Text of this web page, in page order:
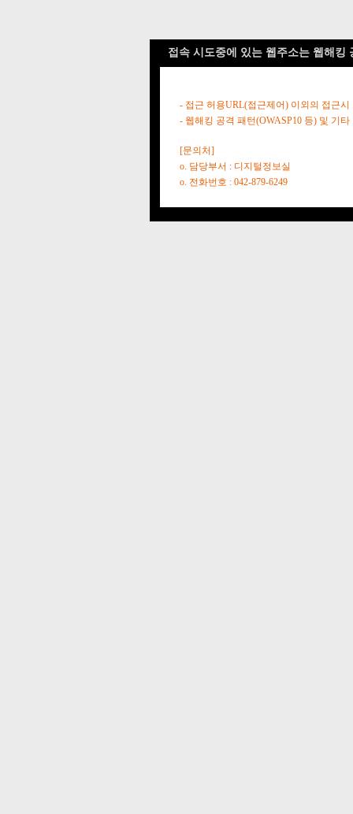
접속 시도중에 있는 웹주소는 웹해킹
- 접근 허용URL(접근제어) 이외의 접근시
- 웹해킹 공격 패턴(OWASP10 등) 및 기
[문의처]
o. 담당부서 : 디지털정보실
o. 전화번호 : 042-879-6249